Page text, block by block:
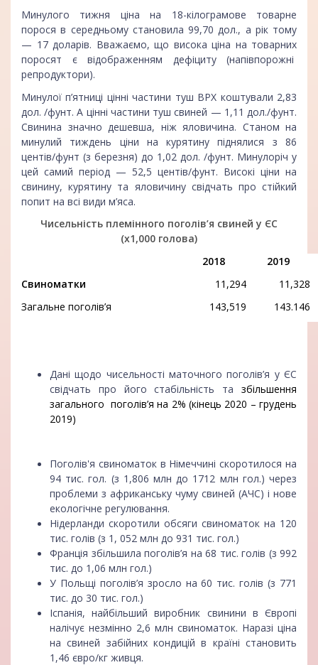
Минулого тижня ціна на 18-кілограмове товарне
порося в середньому становила 99,70 дол., а рік тому
— 17 доларів. Вважаємо, що висока ціна на товарних
поросят є відображенням дефіциту (напівпорожні
репродуктори).
Минулої п’ятниці цінні частини туш ВРХ коштували 2,83
дол. /фунт. А цінні частини туш свиней — 1,11 дол./фунт.
Свинина значно дешевша, ніж яловичина. Станом на
минулий тиждень ціни на курятину піднялися з 86
центів/фунт (з березня) до 1,02 дол. /фунт. Минулоріч у
цей самий період — 52,5 центів/фунт. Високі ціни на
свинину, курятину та яловичину свідчать про стійкий
попит на всі види м’яса.
Чисельність племінного поголів’я свиней у ЄС
(x1,000 голова)
2018
2019
Свиноматки
11,294
11,328
Загальне поголів’я
143,519 143.146
Дані щодо чисельності маточного поголів’я у ЄС
свідчать про його стабільність та збільшення
загального поголів’я на 2% (кінець 2020 – грудень
2019)
Поголів'я свиноматок в Німеччині скоротилося на
94 тис. гол. (з 1,806 млн до 1712 млн гол.) через
проблеми з африканську чуму свиней (АЧС) і нове
екологічне регулювання.
Нідерланди скоротили обсяги свиноматок на 120
тис. голів (з 1, 052 млн до 931 тис. гол.)
Франція збільшила поголів’я на 68 тис. голів (з 992
тис. до 1,06 млн гол.)
У Польщі поголів’я зросло на 60 тис. голів (з 771
тис. до 30 тис. гол.)
Іспанія, найбільший виробник свинини в Європі
налічує незмінно 2,6 млн свиноматок. Наразі ціна
на свиней забійних кондицій в країні становить
1,46 євро/кг живця.